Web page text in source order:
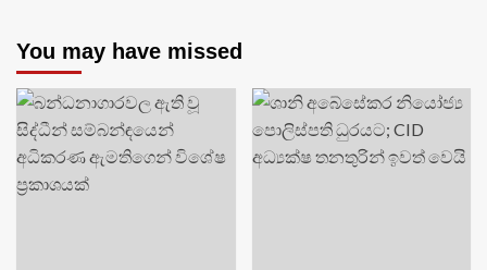
You may have missed